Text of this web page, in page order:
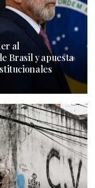
al
Brasil y apuesta